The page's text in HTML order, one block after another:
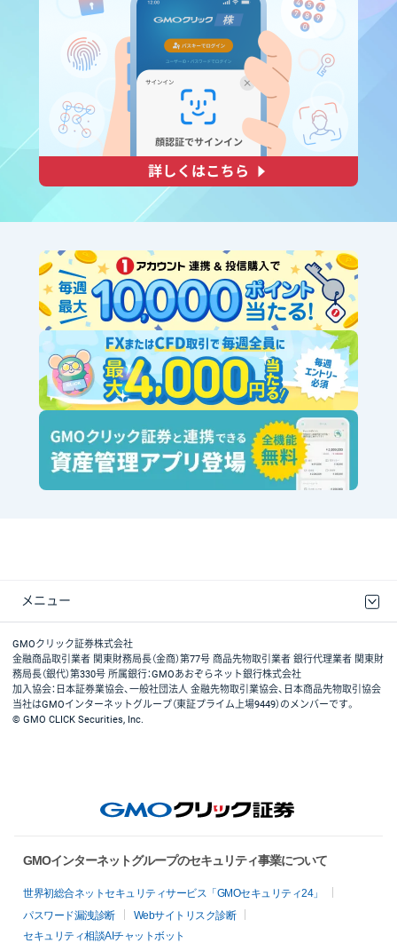
メニュー
取引規程・約款
最良執行方針
ディスクレイマー
リスク説明
GMOクリック証券ホームページ
GMOクリック証券株式会社
金融商品取引業者 関東財務局長（金商）第77号 商品先物取引業者 銀行代理業者 関東財
務局長（銀代）第330号 所属銀行：GMOあおぞらネット銀行株式会社
加入協会：日本証券業協会、一般社団法人 金融先物取引業協会、日本商品先物取引協会
当社はGMOインターネットグループ（東証プライム上場9449）のメンバーです。
© GMO CLICK Securities, Inc.
GMOインターネットグループのセキュリティ事業について
世界初総合ネットセキュリティサービス「GMOセキュリティ24」
パスワード漏洩診断
Webサイトリスク診断
セキュリティ相談AIチャットボット